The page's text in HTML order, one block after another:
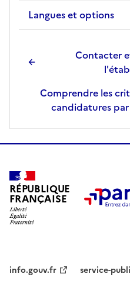
Langues et options
Contacter
Comprendre les
candidatures
RÉPUBLIQUE
FRANÇAISE
info.gouv.fr
service-